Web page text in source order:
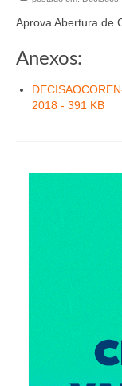
Carta
Editais e
Aprova Abertura de
Anexos:
2018 - 391 KB